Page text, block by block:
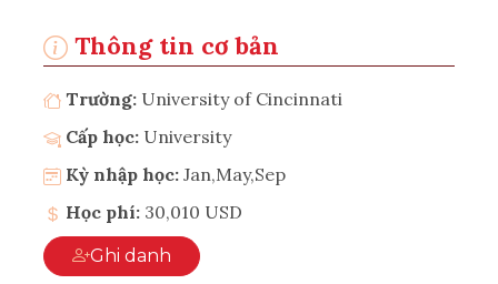
Thông tin cơ bản
Trường: University of Cincinnati
Cấp học: University
Kỳ nhập học: Jan,May,Sep
Học phí: 30,010 USD
Ghi danh